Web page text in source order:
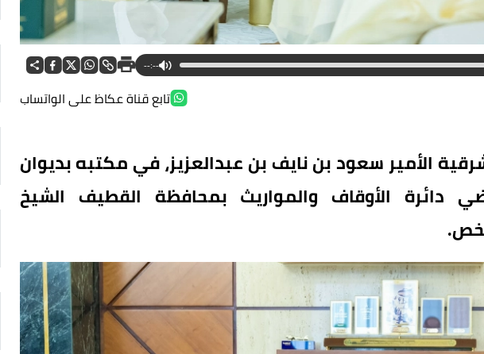
--:--
تابع قناة عكاظ على الواتساب
الأمير سعود بن نايف بن عبدالعزيز، في مكتبه بديوان
دائرة الأوقاف والمواريث بمحافظة القطيف الشيخ